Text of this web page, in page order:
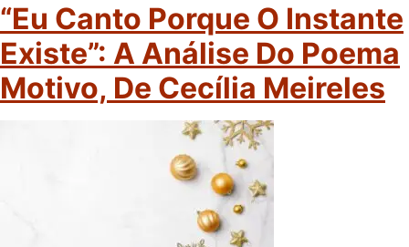
“Eu Canto Porque O Instante
Existe”: A Análise Do Poema
Motivo, De Cecília Meireles